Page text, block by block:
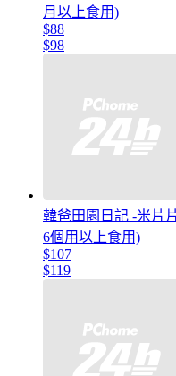
月以上食用)
$88
$98
韓爸田園日記 -米片
6個用以上食用)
$107
$119